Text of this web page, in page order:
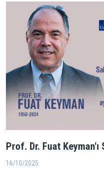
Prof. Dr. Fuat Keyman'ı
16/10/2025